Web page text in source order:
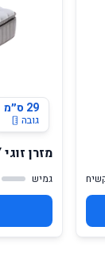
29 ס״מ
גובה
מזרן זוגי FANTASY
גמיש